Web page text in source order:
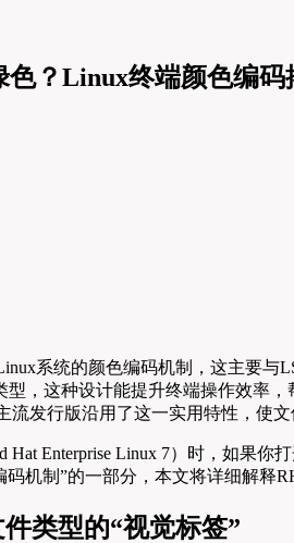
？Linux终端颜色编码
系统的颜色编码机制，这主要与
，这种设计能提升终端操作效率
发行版沿用了这一实用特性，使文
Enterprise Linux 7）时，如果你
机制”的一部分，本文将详细解释
类型的“视觉标签”